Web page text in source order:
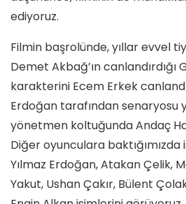
ediyoruz.
Filmin başrolünde, yıllar evvel
Demet Akbağ’ın canlandırdığı
karakterini Ecem Erkek
Erdoğan tarafından senaryosu
yönetmen koltuğunda Andaç
Diğer oyunculara baktığımızda
Yılmaz Erdoğan, Atakan Çelik,
Yakut, Ushan Çakır, Bülent